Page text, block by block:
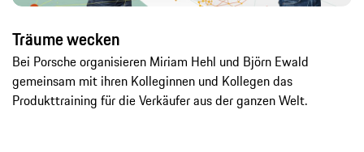
Träume wecken
Bei Porsche organisieren Miriam Hehl und Björn Ewald
gemeinsam mit ihren Kolleginnen und Kollegen das
Produkttraining für die Verkäufer aus der ganzen Welt.